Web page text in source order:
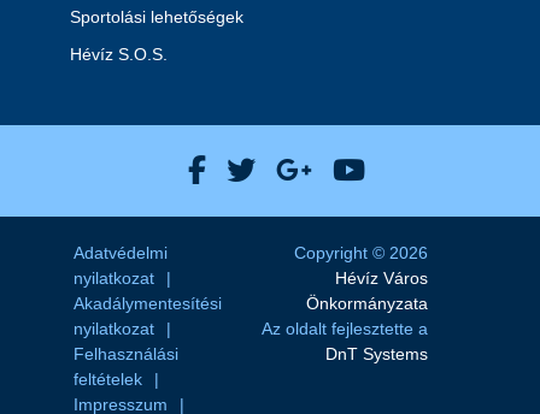
Sportolási lehetőségek
Hévíz S.O.S.
Hévíz Város Facebook
Hévíz Város X
Hévíz Város
Hévíz Város
Adatvédelmi
nyilatkozat
Akadálymentesítési
nyilatkozat
Felhasználási
feltételek
Impresszum
Copyright © 2026
Hévíz Város
Önkormányzata
Az oldalt fejlesztette a
DnT Systems